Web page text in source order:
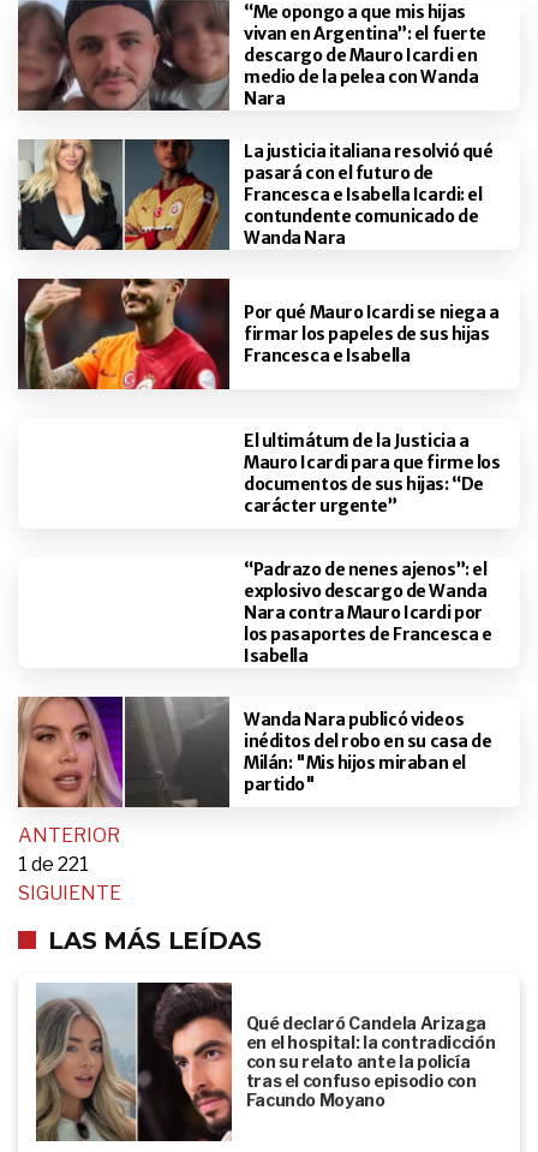
“Me opongo a que mis hijas
vivan en Argentina”: el fuerte
descargo de Mauro Icardi en
medio de la pelea con Wanda
Nara
La justicia italiana resolvió qué
pasará con el futuro de
Francesca e Isabella Icardi: el
contundente comunicado de
Wanda Nara
Por qué Mauro Icardi se niega a
firmar los papeles de sus hijas
Francesca e Isabella
El ultimátum de la Justicia a
Mauro Icardi para que firme los
documentos de sus hijas: “De
carácter urgente”
“Padrazo de nenes ajenos”: el
explosivo descargo de Wanda
Nara contra Mauro Icardi por
los pasaportes de Francesca e
Isabella
Wanda Nara publicó videos
inéditos del robo en su casa de
Milán: "Mis hijos miraban el
partido"
ANTERIOR
1 de 221
SIGUIENTE
LAS MÁS LEÍDAS
Qué declaró Candela Arizaga
en el hospital: la contradicción
con su relato ante la policía
tras el confuso episodio con
Facundo Moyano